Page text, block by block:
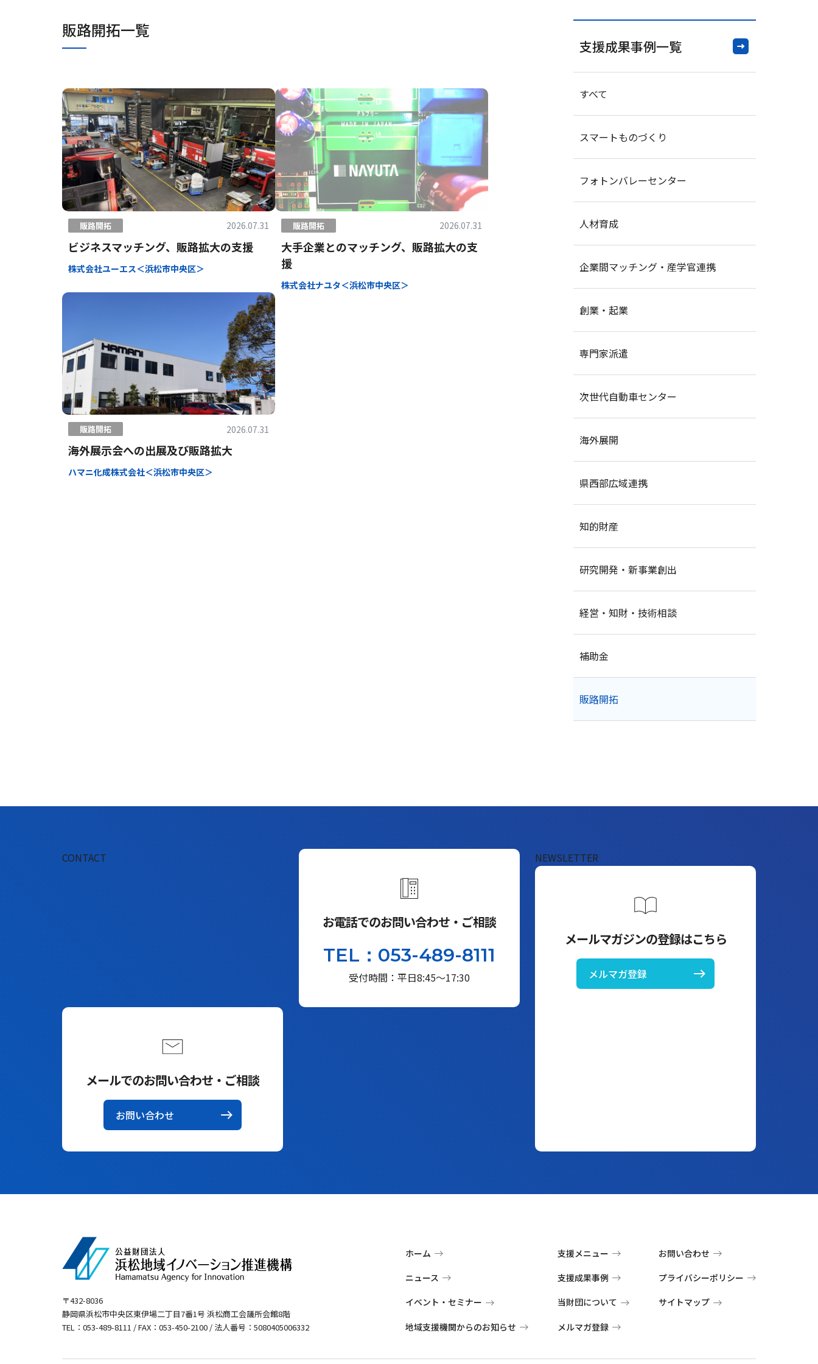
販路開拓一覧
販路開拓 2026.07.31
ビジネスマッチング、販路拡大の支援
株式会社ユーエス＜浜松市中央区＞
販路開拓 2026.07.31
大手企業とのマッチング、販路拡大の支
援
株式会社ナユタ＜浜松市中央区＞
販路開拓 2026.07.31
海外展示会への出展及び販路拡大
ハマニ化成株式会社＜浜松市中央区＞
支援成果事例一覧
すべて
スマートものづくり
フォトンバレーセンター
人材育成
企業間マッチング・産学官連携
創業・起業
専門家派遣
次世代自動車センター
海外展開
県西部広域連携
知的財産
研究開発・新事業創出
経営・知財・技術相談
補助金
販路開拓
CONTACT
お電話でのお問い合わせ・ご相談
TEL：053-489-8111
受付時間：平日8:45～17:30
メールでのお問い合わせ・ご相談
お問い合わせ
NEWSLETTER
メールマガジンの登録はこちら
メルマガ登録
〒432-8036
静岡県浜松市中央区東伊場二丁目7番1号 浜松商工会議所会館8階
TEL：053-489-8111 / FAX：053-450-2100 / 法人番号：5080405006332
ホーム
ニュース
イベント・セミナー
地域支援機関からのお知らせ
支援メニュー
支援成果事例
当財団について
メルマガ登録
お問い合わせ
プライバシーポリシー
サイトマップ